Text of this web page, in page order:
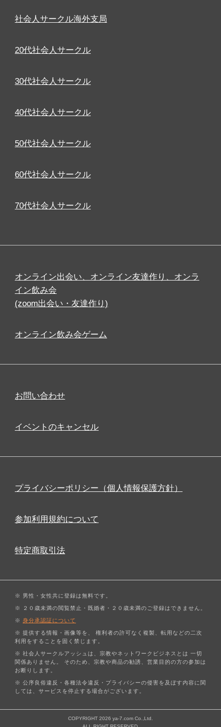
社会人サークル海外支局
20代社会人サークル
30代社会人サークル
40代社会人サークル
50代社会人サークル
60代社会人サークル
70代社会人サークル
オンライン出会い、オンライン友達作り、オンラ
イン飲み会
(zoom出会い・友達作り)
オンライン飲み会ゲーム
お問い合わせ
イベントのキャンセル
プライバシーポリシー（個人情報保護方針）
参加利用規約について
特定商取引法
※ 男性・女性共に登録は無料です。
※ ２０歳未満の閲覧禁止・既婚者・２０歳未満のご登録はできません。
※ 身分承認証について
※ 提供する情報・画像等を、 権利者の許可なく複製、転用などの二次
利用をすることを固く禁じます。
※ 社会人サークルアッシュは、宗教やネットワークビジネスとは 一切
関係ありません。 そのため、宗教や商品の勧誘、営業目的の方の参加は
お断りします。
※ 公序良俗違反・各種法令違反・プライバシーの侵害を及ぼす内容に関
しては、サービスを停止する場合がございます。
COPYRIGHT 2026 ya-7.com Co.,Ltd.